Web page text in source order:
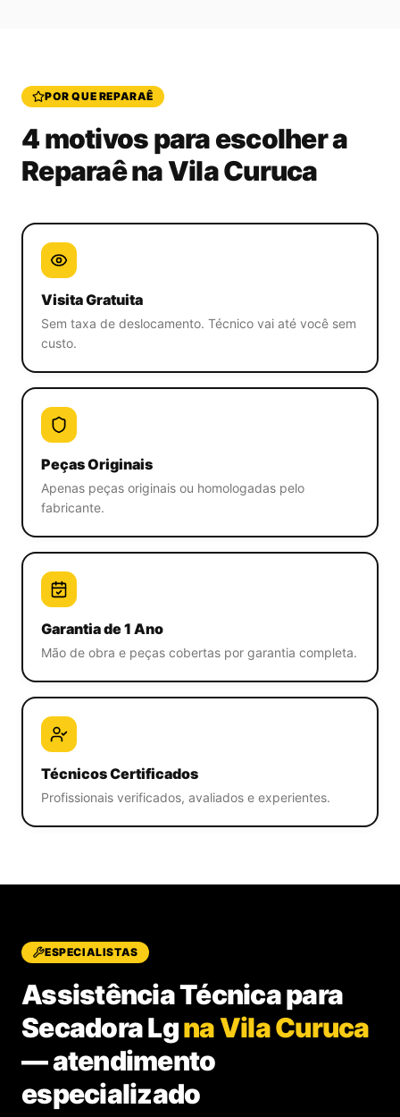
POR QUE REPARAÊ
4 motivos para escolher a
Reparaêna Vila Curuca
Visita Gratuita
Sem taxa de deslocamento. Técnico vai até você sem
custo.
Peças Originais
Apenas peças originais ou homologadas pelo
fabricante.
Garantia de 1 Ano
Mão de obra e peças cobertas por garantia completa.
Técnicos Certificados
Profissionais verificados, avaliados e experientes.
ESPECIALISTAS
Assistência Técnica para
Secadora Lgna Vila Curuca
—atendimento
especializado